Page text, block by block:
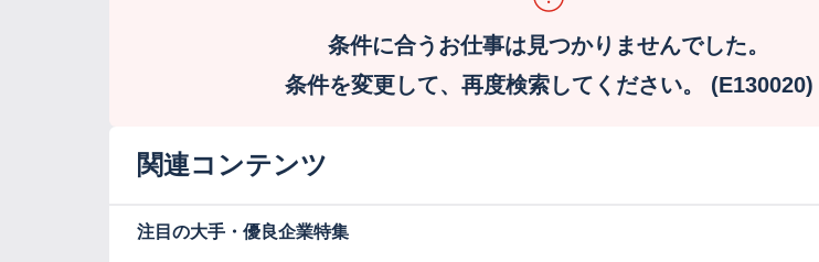
条件に合うお仕事は見つかりませんでした。
条件を変更して、再度検索してください。 (E130020)
関連コンテンツ
注目の大手・優良企業特集